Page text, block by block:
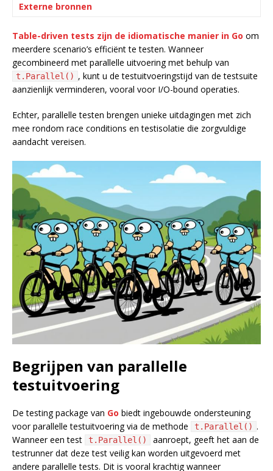
Externe bronnen
Table-driven tests zijn de idiomatische manier in Go om
meerdere scenario’s efficiënt te testen. Wanneer
gecombineerd met parallelle uitvoering met behulp van
t.Parallel() , kunt u de testuitvoeringstijd van de testsuite
aanzienlijk verminderen, vooral voor I/O-bound operaties.
Echter, parallelle testen brengen unieke uitdagingen met zich
mee rondom race conditions en testisolatie die zorgvuldige
aandacht vereisen.
Begrijpen van parallelle
testuitvoering
De testing package van Go biedt ingebouwde ondersteuning
voor parallelle testuitvoering via de methode
t.Parallel() .
Wanneer een test
t.Parallel()
aanroept, geeft het aan de
testrunner dat deze test veilig kan worden uitgevoerd met
andere parallelle tests. Dit is vooral krachtig wanneer